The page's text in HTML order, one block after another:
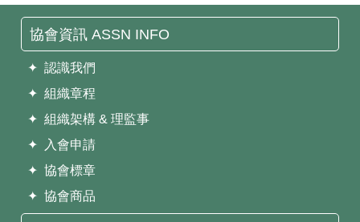
協會資訊 ASSN INFO
✦ 認識我們
✦ 組織章程
✦ 組織架構 & 理監事
✦ 入會申請
✦ 協會標章
✦ 協會商品